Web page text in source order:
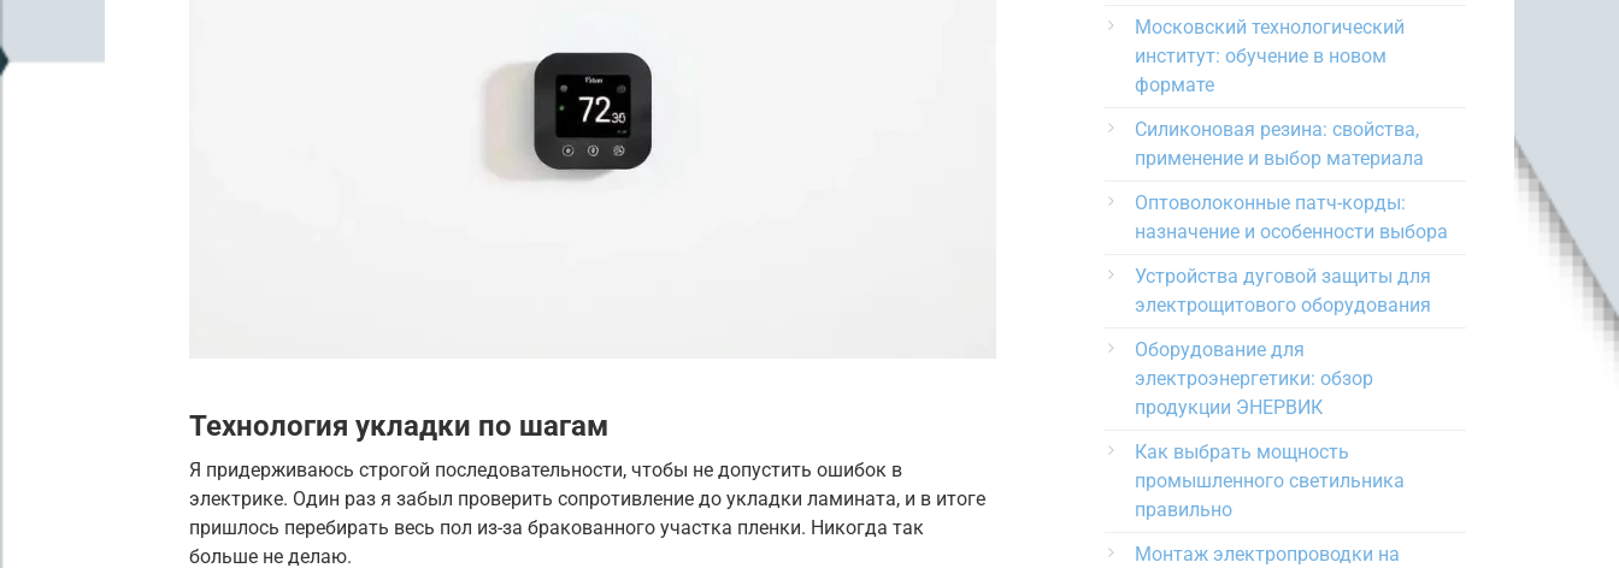
Технология укладки по шагам
Я придерживаюсь строгой последовательности, чтобы не допустить ошибок в
электрике. Один раз я забыл проверить сопротивление до укладки ламината, и в итоге
пришлось перебирать весь пол из-за бракованного участка пленки. Никогда так
больше не делаю.
Московский технологический
институт: обучение в новом
формате
Силиконовая резина: свойства,
применение и выбор материала
Оптоволоконные патч-корды:
назначение и особенности выбора
Устройства дуговой защиты для
электрощитового оборудования
Оборудование для
электроэнергетики: обзор
продукции ЭНЕРВИК
Как выбрать мощность
промышленного светильника
правильно
Монтаж электропроводки на